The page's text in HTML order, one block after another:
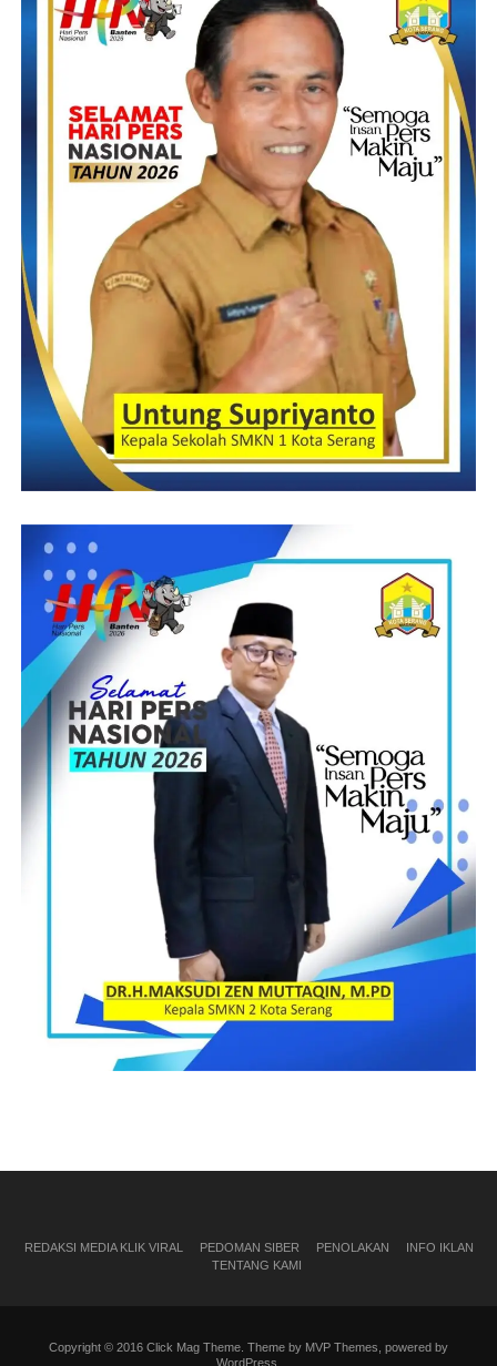
REDAKSI MEDIA KLIK VIRAL PEDOMAN SIBER PENOLAKAN
INFO IKLAN
TENTANG KAMI
Copyright © 2016 Click Mag Theme. Theme by MVP Themes, powered by
WordPress.